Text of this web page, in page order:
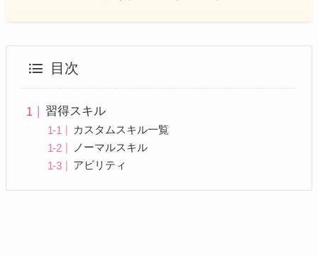
目次
習得スキル
カスタムスキル一覧
ノーマルスキル
アビリティ